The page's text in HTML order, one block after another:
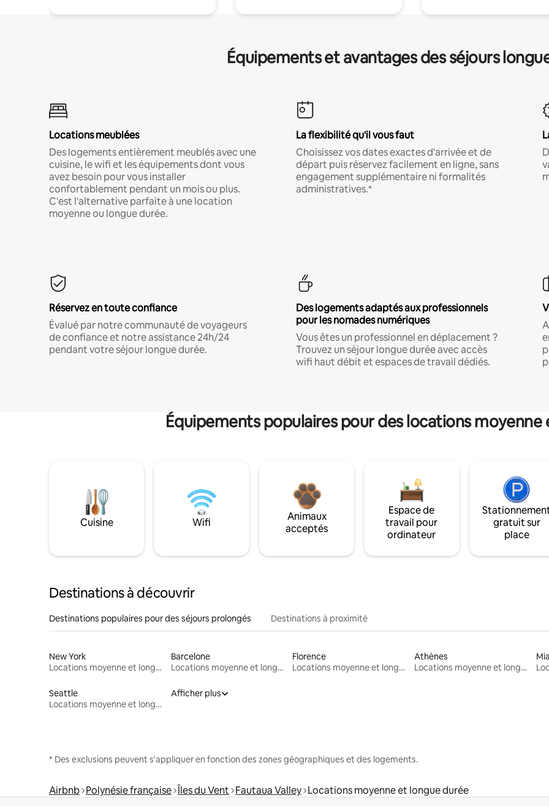
Équipements et avantages des séjours
Locations meublées
Des logements entièrement meublés avec une
cuisine, le wifi et les équipements dont vous
avez besoin pour vous installer
confortablement pendant un mois ou plus.
C'est l'alternative parfaite à une location
moyenne ou longue durée.
La flexibilité qu'il vous faut
Choisissez vos dates exactes d'arrivée et de
départ puis réservez facilement en ligne, sans
engagement supplémentaire ni formalités
administratives.*
Réservez en toute confiance
Évalué par notre communauté de voyageurs
de confiance et notre assistance 24h/24
pendant votre séjour longue durée.
Des logements adaptés aux professionnels
pour les nomades numériques
Vous êtes un professionnel en déplacement ?
Trouvez un séjour longue durée avec accès
wifi haut débit et espaces de travail dédiés.
Équipements populaires pour des locations
Cuisine Wifi
Animaux
acceptés
Espace de
travail pour
ordinateur
gratuit sur
place
Destinations à découvrir
Destinations populaires pour des séjours prolongés Destinations à proximité
New York
Locations moyenne et longue durée
Barcelone
Locations moyenne et longue durée
Florence
Locations moyenne et longue durée
Athènes
Locations moyenne et longue durée
Seattle
Locations moyenne et longue durée
Afficher plus
* Des exclusions peuvent s'appliquer en fonction des zones géographiques et des logements.
Airbnb Polynésie française Îles du Vent Fautaua Valley Locations moyenne et longue durée